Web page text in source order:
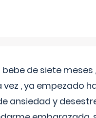
de siete meses
, ya empezado
ansiedad y